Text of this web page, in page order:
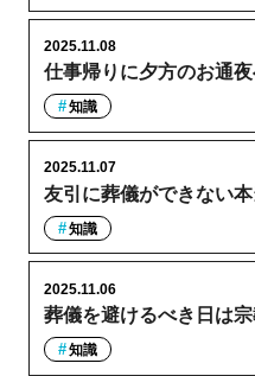
仕事帰りに夕方のお通
2025.11.08
知識
友引に葬儀ができない
2025.11.07
知識
葬儀を避けるべき日は宗
2025.11.06
知識